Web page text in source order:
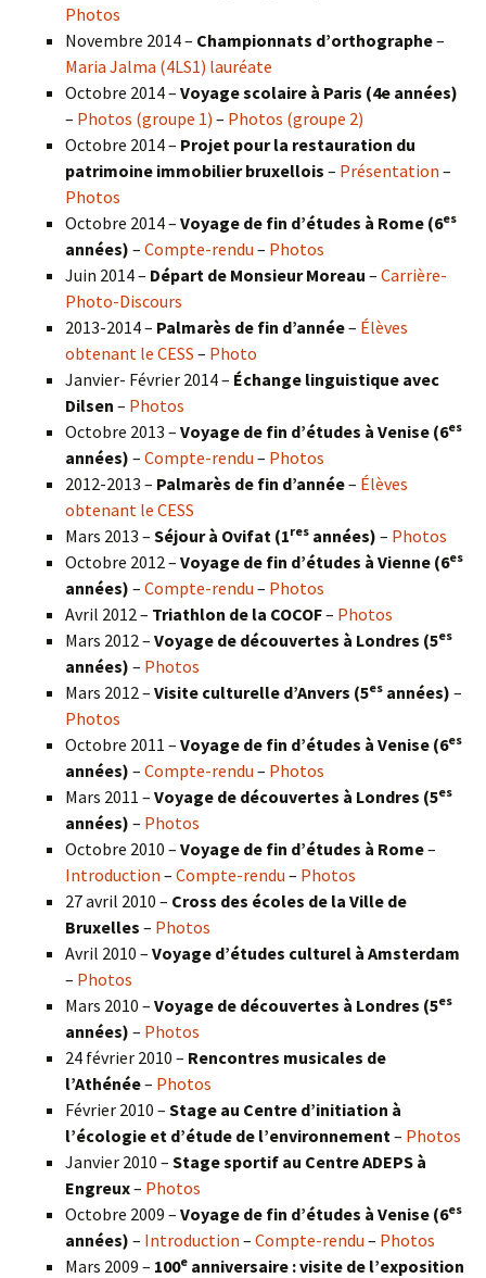
Photos
Novembre 2014 – Championnats d’orthographe–
Maria Jalma (4LS1) lauréate
Octobre 2014 – Voyage scolaire à Paris (4e années)
– Photos (groupe 1) – Photos (groupe 2)
Octobre 2014 – Projet pour la restauration du
patrimoine immobilier bruxellois – Présentation –
Photos
Octobre 2014 – Voyage de fin d’études à Rome (6es
années) – Compte-rendu – Photos
Juin 2014 – Départ de Monsieur Moreau – Carrière-
Photo-Discours
2013-2014 – Palmarès de fin d’année– Élèves
obtenant le CESS – Photo
Janvier- Février 2014 – Échange linguistique avec
Dilsen – Photos
Octobre 2013 – Voyage de fin d’études à Venise (6es
années) – Compte-rendu – Photos
2012-2013 – Palmarès de fin d’année– Élèves
obtenant le CESS
Mars 2013 – Séjour à Ovifat (1res années) – Photos
Octobre 2012 – Voyage de fin d’études à Vienne (6es
années) – Compte-rendu – Photos
Avril 2012 – Triathlon de la COCOF– Photos
Mars 2012 – Voyage de découvertes à Londres (5es
années) – Photos
Mars 2012 – Visite culturelle d’Anvers (5es années) –
Photos
Octobre 2011 – Voyage de fin d’études à Venise (6es
années) – Compte-rendu – Photos
Mars 2011 – Voyage de découvertes à Londres (5es
années) – Photos
Octobre 2010 – Voyage de fin d’études à Rome–
Introduction – Compte-rendu – Photos
27 avril 2010 – Cross des écoles de la Ville de
Bruxelles – Photos
Avril 2010 – Voyage d’études culturel à Amsterdam
– Photos
Mars 2010 – Voyage de découvertes à Londres (5es
années) – Photos
24 février 2010 – Rencontres musicales de
l’Athénée– Photos
Février 2010 – Stage au Centre d’initiation à
l’écologie et d’étude de l’environnement – Photos
Janvier 2010 – Stage sportif au Centre ADEPS à
Engreux– Photos
Octobre 2009 – Voyage de fin d’études à Venise (6es
années) – Introduction – Compte-rendu – Photos
Mars 2009 – 100e anniversaire : visite de l’exposition